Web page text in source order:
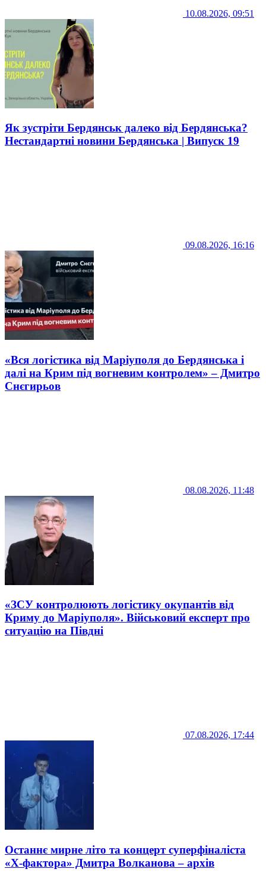
10.08.2026, 09:51
Як зустріти Бердянськ далеко від Бердянська?
Нестандартні новини Бердянська | Випуск 19
09.08.2026, 16:16
«Вся логістика від Маріуполя до Бердянська і
далі на Крим під вогневим контролем» – Дмитро
Снєгирьов
08.08.2026, 11:48
«ЗСУ контролюють логістику окупантів від
Криму до Маріуполя». Військовий експерт про
ситуацію на Півдні
07.08.2026, 17:44
Останнє мирне літо та концерт суперфіналіста
«Х-фактора» Дмитра Волканова – архів